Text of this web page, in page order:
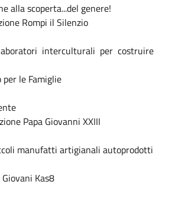
alla scoperta...del genere!
Rompi il Silenzio
interculturali per costruire
le Famiglie
Papa Giovanni XXIII
manufatti artigianali autoprodotti
Kas8